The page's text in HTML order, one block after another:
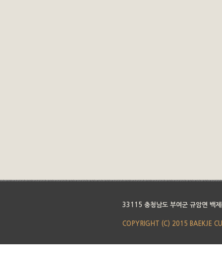
33115 충청남도 부여군 규암면 백
COPYRIGHT (C) 2015 BAEKJE